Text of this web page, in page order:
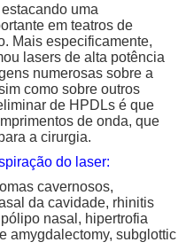
uma
em teatros de
Mais especificamente,
lasers de alta potência
numerosas sobre a
como sobre outros
de HPDLs é que
de onda, que
a cirurgia.
do laser:
cavernosos,
da cavidade, rhinitis
nasal, hipertrofia
amygdalectomy, subglottic